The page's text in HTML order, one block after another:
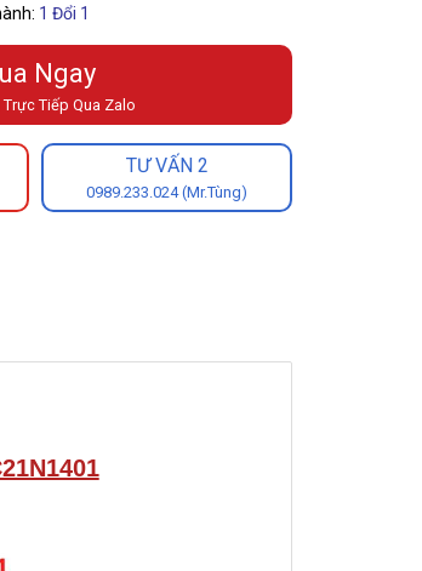
1 Đổi 1
Ngay
Tiếp Qua Zalo
TƯ VẤN 2
0989.233.024 (Mr.Tùng)